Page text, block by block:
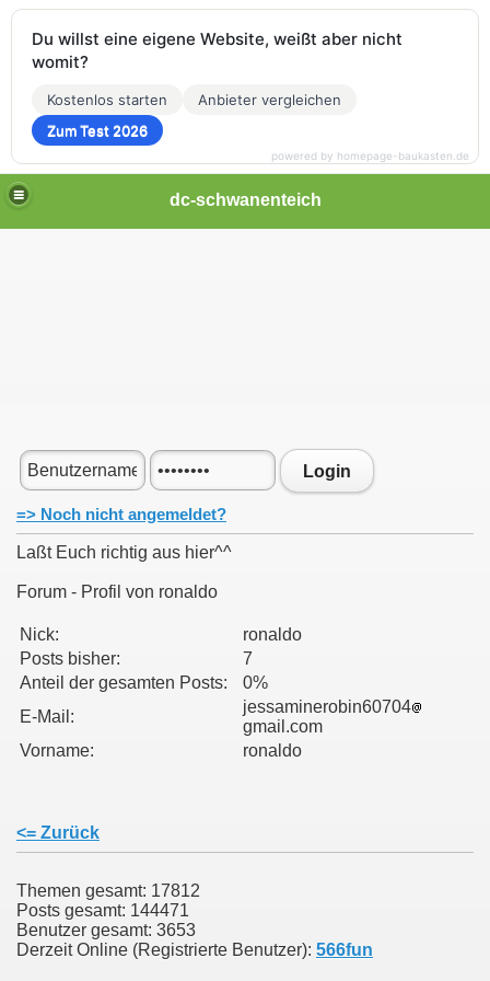
dc-schwanenteich
Login
=> Noch nicht angemeldet?
Laßt Euch richtig aus hier^^
Forum - Profil von ronaldo
Nick:
ronaldo
Posts bisher:
7
Anteil der gesamten Posts:
0%
E-Mail:
jessaminerobin60704
gmail.com
Vorname:
ronaldo
<= Zurück
Themen gesamt: 17812
Posts gesamt: 144471
Benutzer gesamt: 3653
Derzeit Online (Registrierte Benutzer): 566fun
Du willst eine eigene Website, weißt aber nicht
womit?
Kostenlos starten
Anbieter vergleichen
Zum Test 2026
powered by homepage-baukasten.de